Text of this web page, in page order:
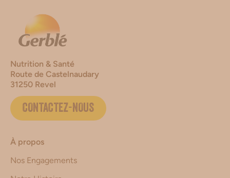
Nutrition & Santé
Route de Castelnaudary
31250 Revel
CONTACTEZ-NOUS
À propos
Nos Engagements